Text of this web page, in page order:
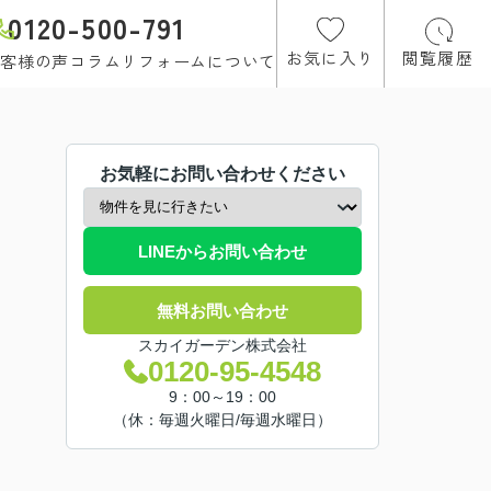
0120-500-791
様の声コラム リフォームについて お気に入り 閲覧履歴
お気軽にお問い合わせください
LINEからお問い合わせ
無料お問い合わせ
スカイガーデン株式会社
0120-95-4548
9：00～19：00
（休：毎週火曜日/毎週水曜日）